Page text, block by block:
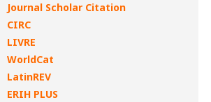
Journal Scholar Citation
CIRC
LIVRE
WorldCat
LatinREV
ERIH PLUS